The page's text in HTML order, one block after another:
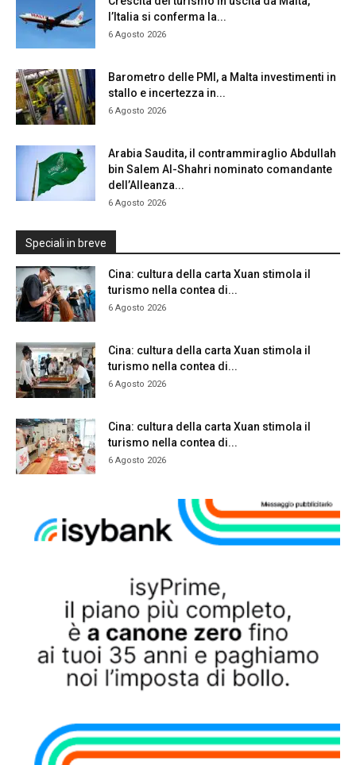
l’Italia si conferma la...
6 Agosto 2026
Barometro delle PMI, a Malta investimenti in
stallo e incertezza in...
6 Agosto 2026
Arabia Saudita, il contrammiraglio Abdullah
bin Salem Al-Shahri nominato comandante
dell’Alleanza...
6 Agosto 2026
Speciali in breve
Cina: cultura della carta Xuan stimola il
turismo nella contea di...
6 Agosto 2026
Cina: cultura della carta Xuan stimola il
turismo nella contea di...
6 Agosto 2026
Cina: cultura della carta Xuan stimola il
turismo nella contea di...
6 Agosto 2026